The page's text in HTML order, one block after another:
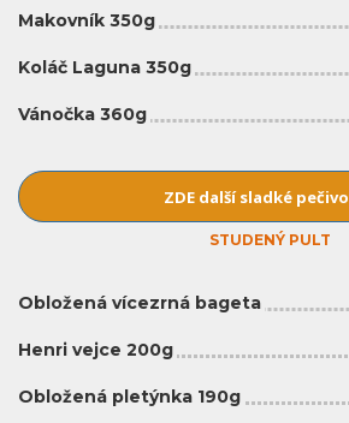
Makovník 350g
Koláč Laguna 350g
Vánočka 360g
ZDE další sladké pečivo
STUDENÝ PULT
Obložená vícezrná bageta
Henri vejce 200g
Obložená pletýnka 190g